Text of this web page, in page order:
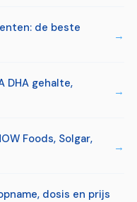
de beste
DHA gehalte,
Foods, Solgar,
dosis en prijs